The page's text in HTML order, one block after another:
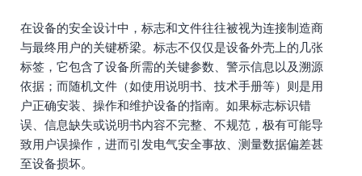
在设备的安全设计中，标志和文件往往被视为连接制造商
与最终用户的关键桥梁。标志不仅仅是设备外壳上的几张
标签，它包含了设备所需的关键参数、警示信息以及溯源
依据；而随机文件（如使用说明书、技术手册等）则是用
户正确安装、操作和维护设备的指南。如果标志标识错
误、信息缺失或说明书内容不完整、不规范，极有可能导
致用户误操作，进而引发电气安全事故、测量数据偏差甚
至设备损坏。